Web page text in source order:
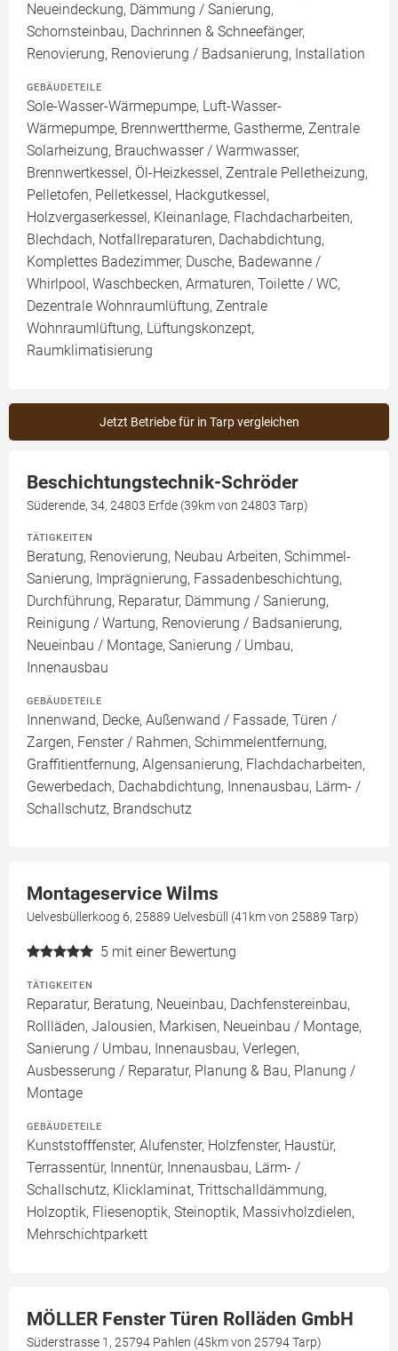
Neueindeckung, Dämmung / Sanierung,
Schornsteinbau, Dachrinnen & Schneefänger,
Renovierung, Renovierung / Badsanierung, Installation
GEBÄUDETEILE
Sole-Wasser-Wärmepumpe, Luft-Wasser-
Wärmepumpe, Brennwerttherme, Gastherme, Zentrale
Solarheizung, Brauchwasser / Warmwasser,
Brennwertkessel, Öl-Heizkessel, Zentrale Pelletheizung,
Pelletofen, Pelletkessel, Hackgutkessel,
Holzvergaserkessel, Kleinanlage, Flachdacharbeiten,
Blechdach, Notfallreparaturen, Dachabdichtung,
Komplettes Badezimmer, Dusche, Badewanne /
Whirlpool, Waschbecken, Armaturen, Toilette / WC,
Dezentrale Wohnraumlüftung, Zentrale
Wohnraumlüftung, Lüftungskonzept,
Raumklimatisierung
Jetzt Betriebe für in Tarp vergleichen
Beschichtungstechnik-Schröder
Süderende, 34, 24803 Erfde (39km von 24803 Tarp)
TÄTIGKEITEN
Beratung, Renovierung, Neubau Arbeiten, Schimmel-
Sanierung, Imprägnierung, Fassadenbeschichtung,
Durchführung, Reparatur, Dämmung / Sanierung,
Reinigung / Wartung, Renovierung / Badsanierung,
Neueinbau / Montage, Sanierung / Umbau,
Innenausbau
GEBÄUDETEILE
Innenwand, Decke, Außenwand / Fassade, Türen /
Zargen, Fenster / Rahmen, Schimmelentfernung,
Graffitientfernung, Algensanierung, Flachdacharbeiten,
Gewerbedach, Dachabdichtung, Innenausbau, Lärm- /
Schallschutz, Brandschutz
Montageservice Wilms
Uelvesbüllerkoog 6, 25889 Uelvesbüll (41km von 25889 Tarp)
5 mit einer Bewertung
TÄTIGKEITEN
Reparatur, Beratung, Neueinbau, Dachfenstereinbau,
Rollläden, Jalousien, Markisen, Neueinbau / Montage,
Sanierung / Umbau, Innenausbau, Verlegen,
Ausbesserung / Reparatur, Planung & Bau, Planung /
Montage
GEBÄUDETEILE
Kunststofffenster, Alufenster, Holzfenster, Haustür,
Terrassentür, Innentür, Innenausbau, Lärm- /
Schallschutz, Klicklaminat, Trittschalldämmung,
Holzoptik, Fliesenoptik, Steinoptik, Massivholzdielen,
Mehrschichtparkett
MÖLLER Fenster Türen Rolläden GmbH
Süderstrasse 1, 25794 Pahlen (45km von 25794 Tarp)